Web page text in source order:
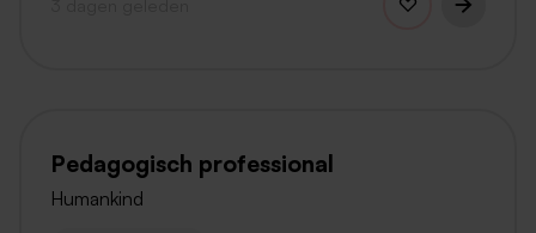
Pedagogisch professional
Humankind